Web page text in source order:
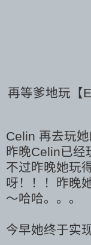
再等爹地玩【
Celin 再去玩
昨晚Celin已经
不过昨晚她玩
呀！！！昨晚
～哈哈。。。
今早她终于实